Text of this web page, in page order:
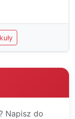
Napisz do